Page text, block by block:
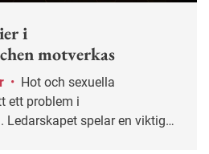
i
motverkas
•
ett problem i
Ledarskapet spelar en viktig